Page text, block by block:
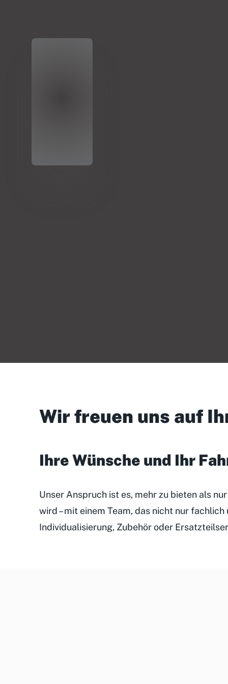
Wir freuen uns auf
Ihre Wünsche und Ihr
Unser Anspruch ist es, mehr zu bieten als
wird – mit einem Team, das nicht nur
Individualisierung, Zubehör oder